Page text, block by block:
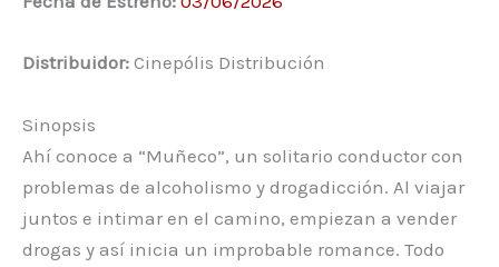
Distribuidor: Cinepólis Distribución
Sinopsis
Ahí conoce a “Muñeco”, un solitario conductor con
problemas de alcoholismo y drogadicción. Al viajar
juntos e intimar en el camino, empiezan a vender
drogas y así inicia un improbable romance. Todo